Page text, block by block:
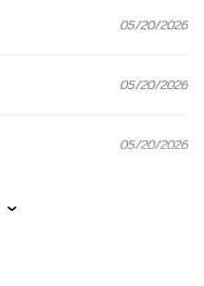
05/20/2026
05/20/2026
05/20/2026